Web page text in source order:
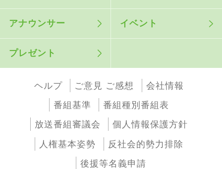
アナウンサー イベント
プレゼント
ヘルプ ご意見 ご感想
会社情報
番組基準
番組種別番組表
放送番組審議会
個人情報保護方針
人権基本姿勢
反社会的勢力排除
後援等名義申請